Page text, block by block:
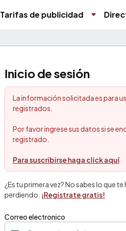
Tarifas de publicidad
Inicio de sesión
La información solicitada es para
registrados.
Por favor ingrese sus datos si se
registrado.
Para suscribirse haga click aquí
¿Es tu primera vez? No sabes lo que
perdiendo. ¡Registrate gratis!
Correo electronico